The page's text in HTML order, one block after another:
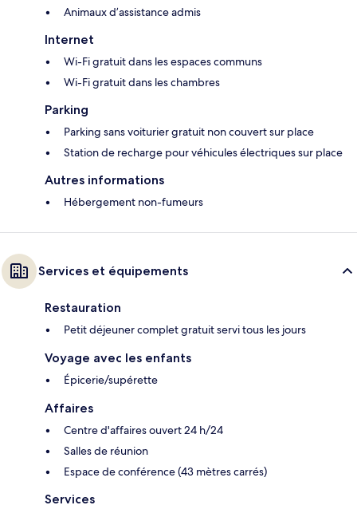
Animaux d’assistance admis
Internet
Wi-Fi gratuit dans les espaces communs
Wi-Fi gratuit dans les chambres
Parking
Parking sans voiturier gratuit non couvert sur place
Station de recharge pour véhicules électriques sur place
Autres informations
Hébergement non-fumeurs
Services et équipements
Restauration
Petit déjeuner complet gratuit servi tous les jours
Voyage avec les enfants
Épicerie/supérette
Affaires
Centre d'affaires ouvert 24 h/24
Salles de réunion
Espace de conférence (43 mètres carrés)
Services